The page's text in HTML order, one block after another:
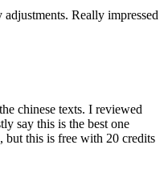
adjustments. Really impressed
chinese texts. I reviewed
say this is the best one
this is free with 20 credits